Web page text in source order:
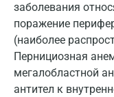
заболевания
поражение
(наиболее
Пернициозная
мегалобластной
антител к